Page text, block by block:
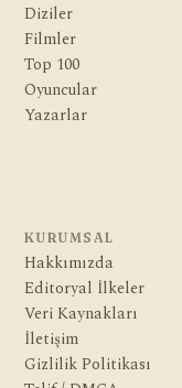
Diziler
Filmler
Top 100
Oyuncular
Yazarlar
KURUMSAL
Hakkımızda
Editoryal İlkeler
Veri Kaynakları
İletişim
Gizlilik Politikası